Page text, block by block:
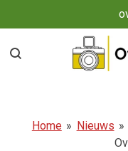
direct
naar
Home » Nieuws »